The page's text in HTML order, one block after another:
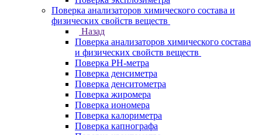
Поверка анализаторов химического состава и
физических свойств веществ
Назад
Поверка анализаторов химического состава
и физических свойств веществ
Поверка PH-метра
Поверка денсиметра
Поверка денситометра
Поверка жиромера
Поверка иономера
Поверка калориметра
Поверка капнографа